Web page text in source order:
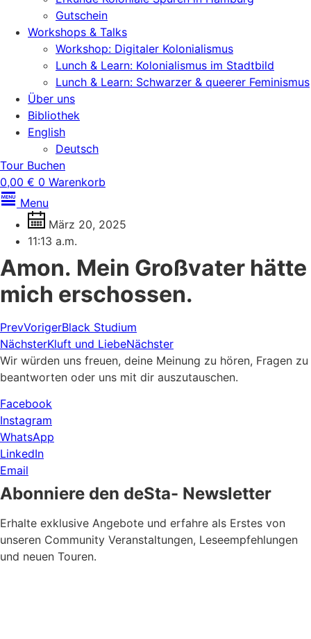
Gutschein
Workshops & Talks
Workshop: Digitaler Kolonialismus
Lunch & Learn: Kolonialismus im Stadtbild
Lunch & Learn: Schwarzer & queerer Feminismus
Über uns
Bibliothek
English
Deutsch
Tour Buchen
0,00 € 0 Warenkorb
Menu
März 20, 2025
11:13 a.m.
Amon. Mein Großvater hätte
mich erschossen.
PrevVorigerBlack Studium
NächsterKluft und LiebeNächster
Wir würden uns freuen, deine Meinung zu hören, Fragen zu
beantworten oder uns mit dir auszutauschen.
Facebook
Instagram
WhatsApp
LinkedIn
Email
Abonniere den deSta- Newsletter
Erhalte exklusive Angebote und erfahre als Erstes von
unseren Community Veranstaltungen, Leseempfehlungen
und neuen Touren.